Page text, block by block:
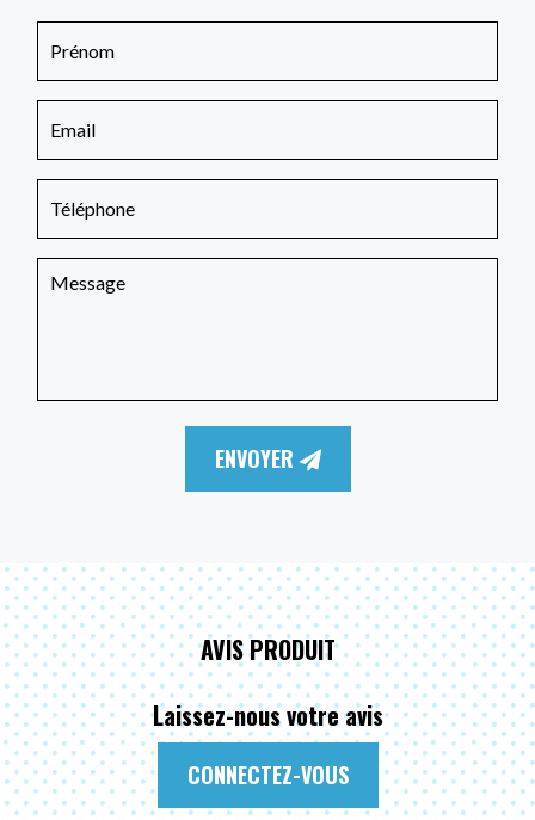
ENVOYER
AVIS PRODUIT
Laissez-nous votre avis
CONNECTEZ-VOUS